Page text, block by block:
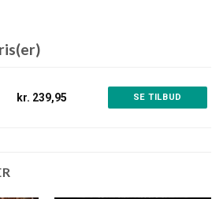
kr. 239,95 SE TILBUD